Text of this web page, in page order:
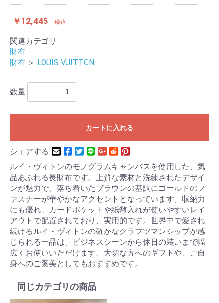
￥12,445 税込
関連カテゴリ
財布
財布 ＞ LOUIS VUITTON
数量
カートに入れる
シェアする
ルイ・ヴィトンのモノグラムキャンバスを使用した、気
品あふれる長財布です。上質な素材と洗練されたデザイ
ンが魅力で、落ち着いたブラウンの基調にゴールドのフ
ァスナーが華やかなアクセントとなっています。収納力
にも優れ、カードポケットや紙幣入れが使いやすいレイ
アウトで配置されており、実用的です。世界中で愛され
続けるルイ・ヴィトンの確かなクラフツマンシップが感
じられる一品は、ビジネスシーンから休日の装いまで幅
広くお使いいただけます。大切な方へのギフトや、ご自
身へのご褒美としてもおすすめです。
同じカテゴリの商品